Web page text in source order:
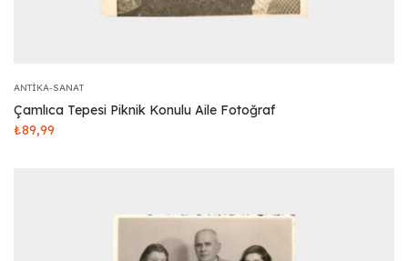
ANTIKA-SANAT
Çamlıca Tepesi Piknik Konulu Aile Fotoğraf
₺89,99